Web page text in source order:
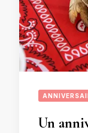
Un